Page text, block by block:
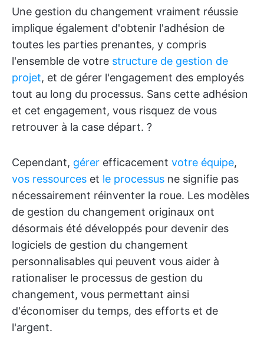
Une gestion du changement vraiment réussie
implique également d'obtenir l'adhésion de
toutes les parties prenantes, y compris
l'ensemble de votre structure de gestion de
projet, et de gérer l'engagement des employés
tout au long du processus. Sans cette adhésion
et cet engagement, vous risquez de vous
retrouver à la case départ. ?
Cependant, gérer efficacement votre équipe,
vos ressources et le processus ne signifie pas
nécessairement réinventer la roue. Les modèles
de gestion du changement originaux ont
désormais été développés pour devenir des
logiciels de gestion du changement
personnalisables qui peuvent vous aider à
rationaliser le processus de gestion du
changement, vous permettant ainsi
d'économiser du temps, des efforts et de
l'argent.